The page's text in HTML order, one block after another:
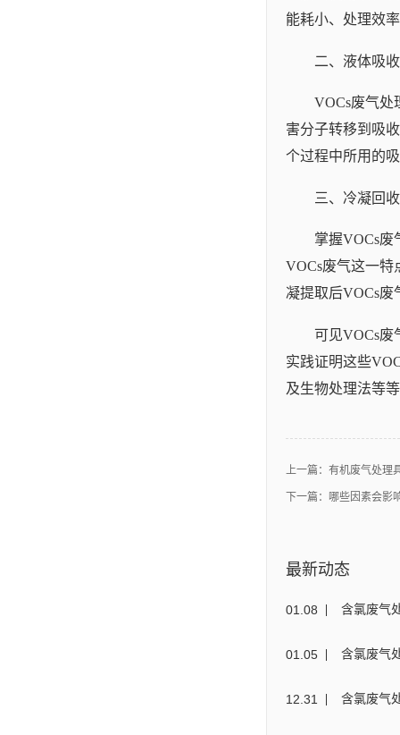
能耗小、处理效
二、液体吸
VOCs废气处
害分子转移到吸
个过程中所用的
三、冷凝回
掌握VOCs废
VOCs废气这一特
凝提取后VOCs废
可见VOCs
实践证明这些
及生物处理法等
上一篇： 有机废气处理
下一篇： 哪些因素会影
最新动态
01 08 含氯废气
01 05 含氯废气
12 31 含氯废气